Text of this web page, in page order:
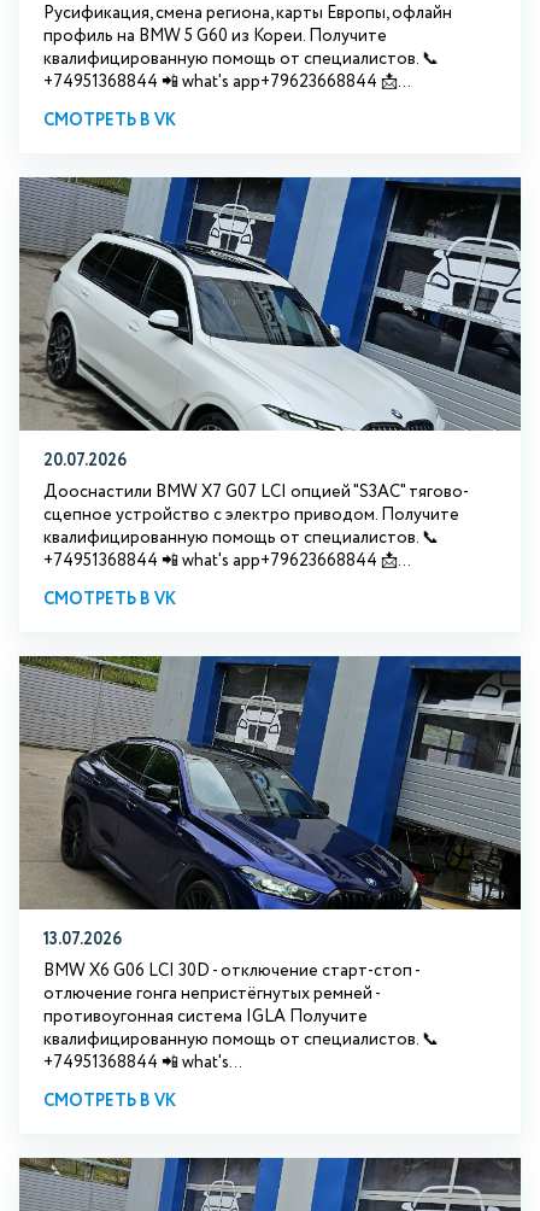
Русификация, смена региона, карты Европы, офлайн
профиль на BMW 5 G60 из Кореи. Получите
квалифицированную помощь от специалистов. 📞
+74951368844 📲 what's app+79623668844 📩...
СМОТРЕТЬ В VK
20.07.2026
Дооснастили BMW Х7 G07 LCI опцией "S3АС" тягово-
сцепное устройство с электро приводом. Получите
квалифицированную помощь от специалистов. 📞
+74951368844 📲 what's app+79623668844 📩...
СМОТРЕТЬ В VK
13.07.2026
BMW X6 G06 LCI 30D - отключение старт-стоп -
отлючение гонга непристёгнутых ремней -
противоугонная система IGLA Получите
квалифицированную помощь от специалистов. 📞
+74951368844 📲 what's...
СМОТРЕТЬ В VK